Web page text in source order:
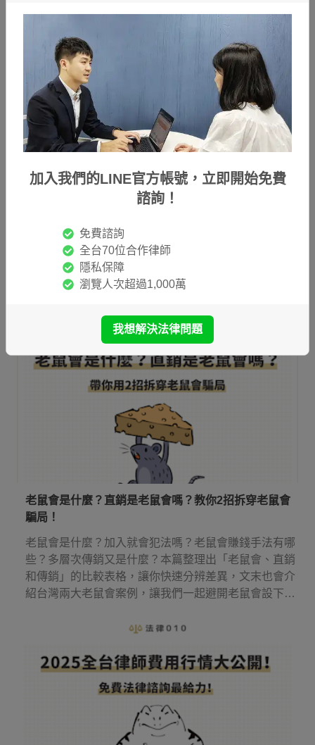
偽造貨幣會被關嗎？收到假鈔怎麼辦？刑責＆處理步驟
偽造貨幣是什麼？偽造貨幣有哪些構成要件？偽造貨幣
罪會被關嗎？行使偽造貨幣也算詐欺嗎？本文將帶你了
解偽造貨幣會觸犯的刑責，並告訴你收到假鈔時應該怎
麼處理，來保護自己也避免觸法！
老鼠會是什麼？直銷是老鼠會嗎？教你2招拆穿老鼠會
騙局！
老鼠會是什麼？加入就會犯法嗎？老鼠會賺錢手法有哪
些？多層次傳銷又是什麼？本篇整理出「老鼠會、直銷
和傳銷」的比較表格，讓你快速分辨差異，文末也會介
紹台灣兩大老鼠會案例，讓我們一起避開老鼠會設下的
加入我們的LINE官方帳號，立即開始免費
諮詢！
免費諮詢
全台70位合作律師
隱私保障
瀏覽人次超過1,000萬
我想解決法律問題